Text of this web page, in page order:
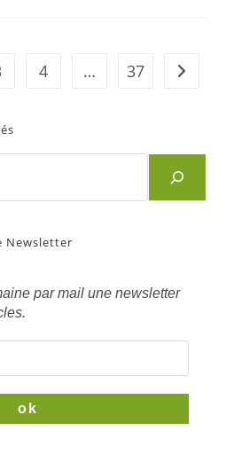
4 … 37 Aller à
Newsletter
par mail une newsletter